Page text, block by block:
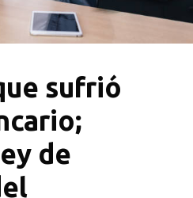
sufrió
de